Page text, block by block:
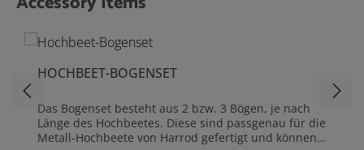
HOCHBEET-BOGENSET
Das Bogenset besteht aus 2 bzw. 3 Bögen, je nach
Länge des Hochbeetes. Diese sind passgenau für die
Metall-Hochbeete von Harrod gefertigt und können